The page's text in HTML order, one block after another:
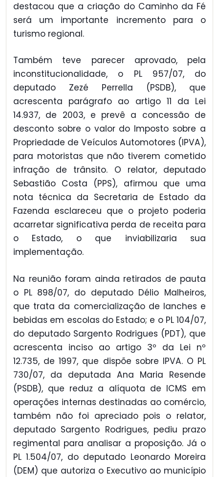
destacou que a criação do Caminho da Fé
será um importante incremento para o
turismo regional.
Também teve parecer aprovado, pela
inconstitucionalidade, o PL 957/07, do
deputado Zezé Perrella (PSDB), que
acrescenta parágrafo ao artigo 11 da Lei
14.937, de 2003, e prevê a concessão de
desconto sobre o valor do Imposto sobre a
Propriedade de Veículos Automotores (IPVA),
para motoristas que não tiverem cometido
infração de trânsito. O relator, deputado
Sebastião Costa (PPS), afirmou que uma
nota técnica da Secretaria de Estado da
Fazenda esclareceu que o projeto poderia
acarretar significativa perda de receita para
o Estado, o que inviabilizaria sua
implementação.
Na reunião foram ainda retirados de pauta
o PL 898/07, do deputado Délio Malheiros,
que trata da comercialização de lanches e
bebidas em escolas do Estado; e o PL 104/07,
do deputado Sargento Rodrigues (PDT), que
acrescenta inciso ao artigo 3º da Lei nº
12.735, de 1997, que dispõe sobre IPVA. O PL
730/07, da deputada Ana Maria Resende
(PSDB), que reduz a alíquota de ICMS em
operações internas destinadas ao comércio,
também não foi apreciado pois o relator,
deputado Sargento Rodrigues, pediu prazo
regimental para analisar a proposição. Já o
PL 1.504/07, do deputado Leonardo Moreira
(DEM) que autoriza o Executivo ao município